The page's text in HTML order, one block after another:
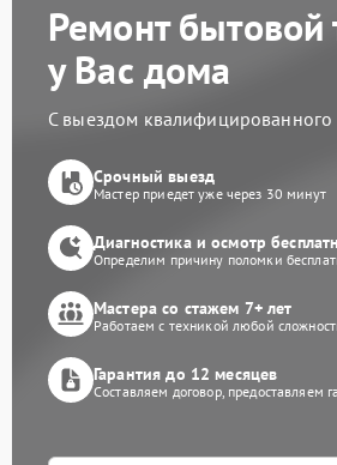
Ремонт бытовой
у Вас дома
С выездом квалифицированного
Срочный выезд
Мастер приедет уже через 30 минут
Диагностика и осмотр
Определим причину поломки
Мастера со стажем 7+ лет
Работаем с техникой любой
Гарантия до 12 месяцев
Составляем договор, предоставляем